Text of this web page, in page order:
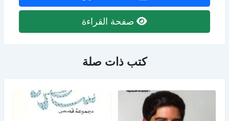
صفحة القراءة
كتب ذات صلة